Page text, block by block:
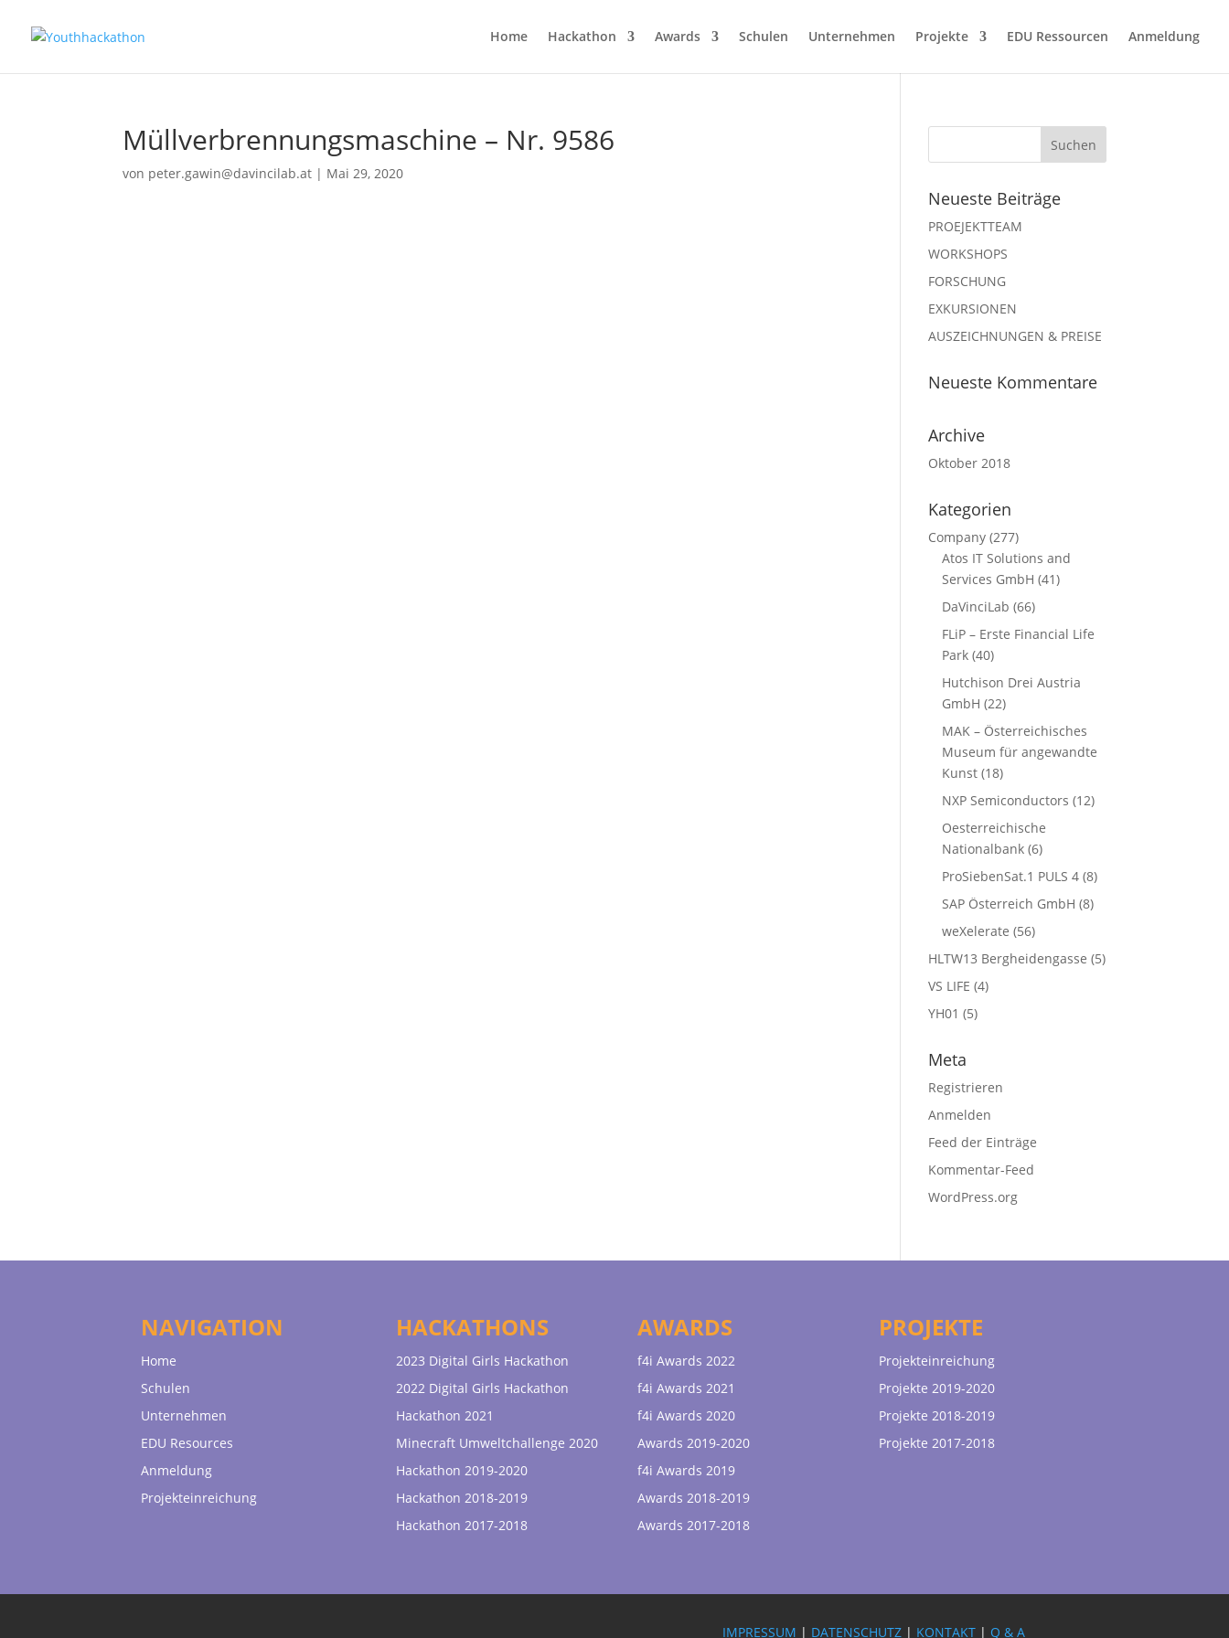
Home Hackathon Awards Schulen Unternehmen Projekte EDU Ressourcen Anmeldung
Müllverbrennungsmaschine – Nr. 9586
von peter.gawin@davincilab.at | Mai 29, 2020
Neueste Beiträge
PROEJEKTTEAM
WORKSHOPS
FORSCHUNG
EXKURSIONEN
AUSZEICHNUNGEN & PREISE
Neueste Kommentare
Archive
Oktober 2018
Kategorien
Company (277)
Atos IT Solutions and
Services GmbH (41)
DaVinciLab (66)
FLiP – Erste Financial Life
Park (40)
Hutchison Drei Austria
GmbH (22)
MAK – Österreichisches
Museum für angewandte
Kunst (18)
NXP Semiconductors (12)
Oesterreichische
Nationalbank (6)
ProSiebenSat.1 PULS 4 (8)
SAP Österreich GmbH (8)
weXelerate (56)
HLTW13 Bergheidengasse (5)
VS LIFE (4)
YH01 (5)
Meta
Registrieren
Anmelden
Feed der Einträge
Kommentar-Feed
WordPress.org
NAVIGATION
Home
Schulen
Unternehmen
EDU Resources
Anmeldung
Projekteinreichung
HACKATHONS
2023 Digital Girls Hackathon
2022 Digital Girls Hackathon
Hackathon 2021
Minecraft Umweltchallenge 2020
Hackathon 2019-2020
Hackathon 2018-2019
Hackathon 2017-2018
AWARDS
f4i Awards 2022
f4i Awards 2021
f4i Awards 2020
Awards 2019-2020
f4i Awards 2019
Awards 2018-2019
Awards 2017-2018
PROJEKTE
Projekteinreichung
Projekte 2019-2020
Projekte 2018-2019
Projekte 2017-2018
IMPRESSUM | DATENSCHUTZ | KONTAKT | Q & A